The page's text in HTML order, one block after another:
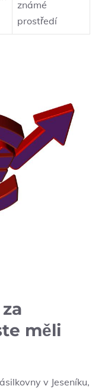
známé⁣
prostředí
měli
v Jeseníku,